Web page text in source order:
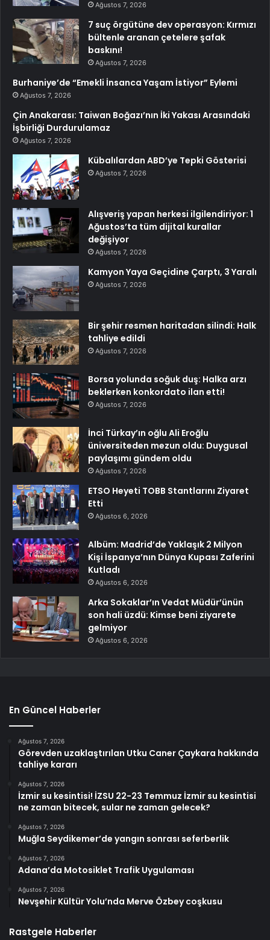
Ağustos 7, 2026
7 suç örgütüne dev operasyon: Kırmızı
bültenle aranan çetelere şafak
baskını!
Ağustos 7, 2026
Burhaniye’de “Emekli İnsanca Yaşam İstiyor” Eylemi
Ağustos 7, 2026
Çin Anakarası: Taiwan Boğazı’nın İki Yakası Arasındaki
İşbirliği Durdurulamaz
Ağustos 7, 2026
Kübalılardan ABD’ye Tepki Gösterisi
Ağustos 7, 2026
Alışveriş yapan herkesi ilgilendiriyor: 1
Ağustos’ta tüm dijital kurallar
değişiyor
Ağustos 7, 2026
Kamyon Yaya Geçidine Çarptı, 3 Yaralı
Ağustos 7, 2026
Bir şehir resmen haritadan silindi: Halk
tahliye edildi
Ağustos 7, 2026
Borsa yolunda soğuk duş: Halka arzı
beklerken konkordato ilan etti!
Ağustos 7, 2026
İnci Türkay’ın oğlu Ali Eroğlu
üniversiteden mezun oldu: Duygusal
paylaşımı gündem oldu
Ağustos 7, 2026
ETSO Heyeti TOBB Stantlarını Ziyaret
Etti
Ağustos 6, 2026
Albüm: Madrid’de Yaklaşık 2 Milyon
Kişi İspanya’nın Dünya Kupası Zaferini
Kutladı
Ağustos 6, 2026
Arka Sokaklar’ın Vedat Müdür’ünün
son hali üzdü: Kimse beni ziyarete
gelmiyor
Ağustos 6, 2026
En Güncel Haberler
Ağustos 7, 2026
Görevden uzaklaştırılan Utku Caner Çaykara hakkında
tahliye kararı
Ağustos 7, 2026
İzmir su kesintisi! İZSU 22-23 Temmuz İzmir su kesintisi
ne zaman bitecek, sular ne zaman gelecek?
Ağustos 7, 2026
Muğla Seydikemer’de yangın sonrası seferberlik
Ağustos 7, 2026
Adana’da Motosiklet Trafik Uygulaması
Ağustos 7, 2026
Nevşehir Kültür Yolu’nda Merve Özbey coşkusu
Rastgele Haberler